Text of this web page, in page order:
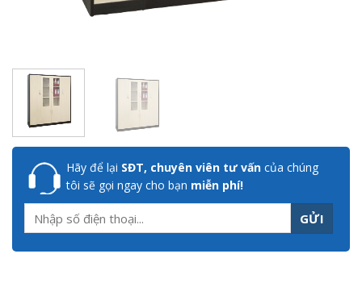
Hãy để lại SĐT, chuyên viên tư vấn của chúng
tôi sẽ gọi ngay cho bạn miễn phí!